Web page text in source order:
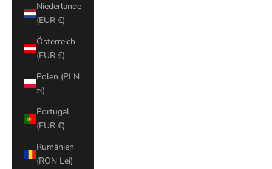
Niederlande
(EUR €)
Österreich
(EUR €)
Polen (PLN
zł)
Portugal
(EUR €)
Rumänien
(RON Lei)